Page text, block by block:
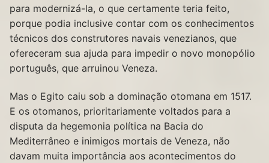
para modernizá-la, o que certamente teria feito,
porque podia inclusive contar com os conhecimentos
técnicos dos construtores navais venezianos, que
ofereceram sua ajuda para impedir o novo monopólio
português, que arruinou Veneza.
Mas o Egito caiu sob a dominação otomana em 1517.
E os otomanos, prioritariamente voltados para a
disputa da hegemonia política na Bacia do
Mediterrâneo e inimigos mortais de Veneza, não
davam muita importância aos acontecimentos do